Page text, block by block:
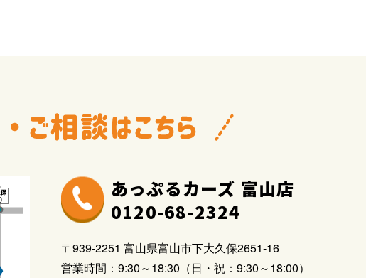
あっぷるカーズ 富山店
0120-68-2324
〒939-2251 富山県富山市下大久保2651-16
営業時間：9:30～18:30（日・祝：9:30～18:00）